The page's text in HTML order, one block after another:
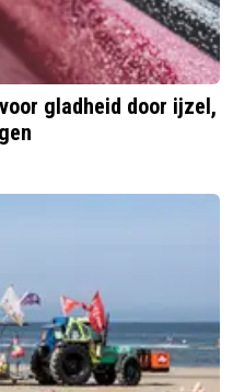
gladheid door ijzel,